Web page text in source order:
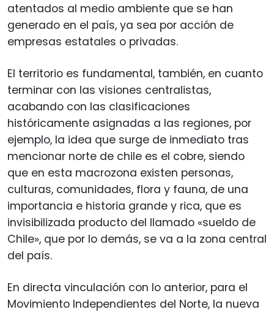
atentados al medio ambiente que se han
generado en el país, ya sea por acción de
empresas estatales o privadas.
El territorio es fundamental, también, en cuanto
terminar con las visiones centralistas,
acabando con las clasificaciones
históricamente asignadas a las regiones, por
ejemplo, la idea que surge de inmediato tras
mencionar norte de chile es el cobre, siendo
que en esta macrozona existen personas,
culturas, comunidades, flora y fauna, de una
importancia e historia grande y rica, que es
invisibilizada producto del llamado «sueldo de
Chile», que por lo demás, se va a la zona central
del país.
En directa vinculación con lo anterior, para el
Movimiento Independientes del Norte, la nueva